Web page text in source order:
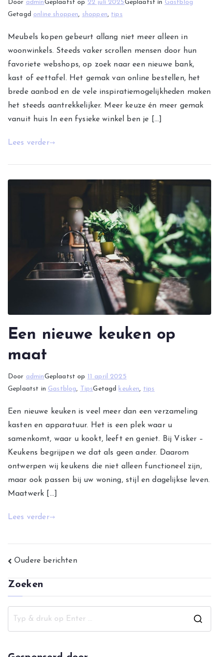
Door adminGeplaatst op 22 juli 2025Geplaatst in Gastblog
Getagd online shoppen, shoppen, tips
Meubels kopen gebeurt allang niet meer alleen in
woonwinkels. Steeds vaker scrollen mensen door hun
favoriete webshops, op zoek naar een nieuwe bank,
kast of eettafel. Het gemak van online bestellen, het
brede aanbod en de vele inspiratiemogelijkheden maken
het steeds aantrekkelijker. Meer keuze én meer gemak
vanuit huis In een fysieke winkel ben je […]
Lees verder
Een nieuwe keuken op
maat
Door adminGeplaatst op 11 april 2025
Geplaatst in Gastblog, TipsGetagd keuken, tips
Een nieuwe keuken is veel meer dan een verzameling
kasten en apparatuur. Het is een plek waar u
samenkomt, waar u kookt, leeft en geniet. Bij Visker –
Keukens begrijpen we dat als geen ander. Daarom
ontwerpen wij keukens die niet alleen functioneel zijn,
maar ook passen bij uw woning, stijl en dagelijkse leven.
Maatwerk […]
Lees verder
Berichtennavigatie
Oudere berichten
Zoeken